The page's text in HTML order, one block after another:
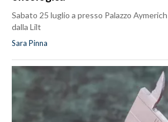
Sabato 25 luglio a presso Palazzo
dalla Lilt
Sara Pinna